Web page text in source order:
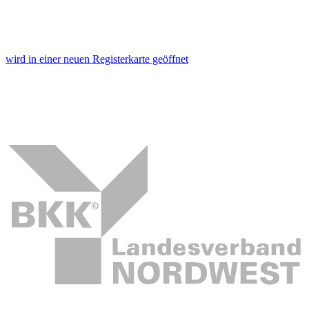
wird in einer neuen Registerkarte geöffnet